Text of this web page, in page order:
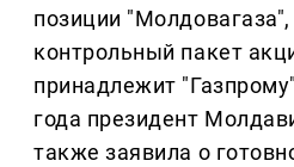
позиции
контрольный пакет
принадлежит
года президент
также заявила о